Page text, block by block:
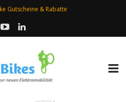
Gutscheine & Rabatte